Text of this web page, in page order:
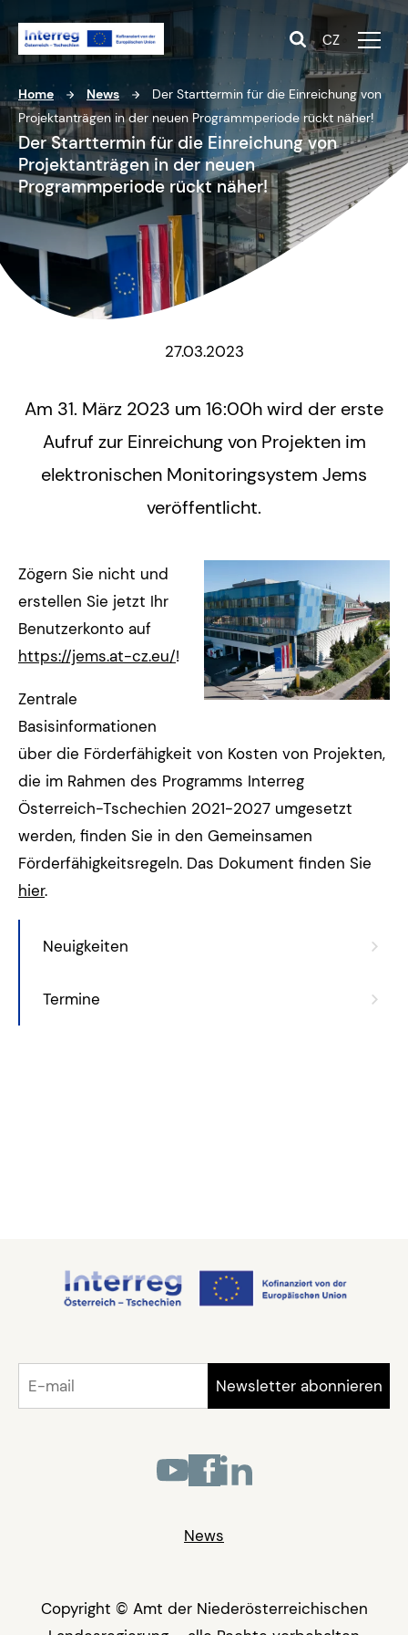
CZ
Home News
Der Starttermin für die Einreichung von
Projektanträgen in der neuen Programmperiode rückt näher!
Der Starttermin für die Einreichung von
Projektanträgen in der neuen
Programmperiode rückt näher!
Neuigkeiten
Termine
27.03.2023
Am 31. März 2023 um 16:00h wird der erste
Aufruf zur Einreichung von Projekten im
elektronischen Monitoringsystem Jems
veröffentlicht.
Zögern Sie nicht und
erstellen Sie jetzt Ihr
Benutzerkonto auf
https://jems.at-cz.eu/!
Zentrale
Basisinformationen
über die Förderfähigkeit von Kosten von Projekten,
die im Rahmen des Programms Interreg
Österreich-Tschechien 2021-2027 umgesetzt
werden, finden Sie in den Gemeinsamen
Förderfähigkeitsregeln. Das Dokument finden Sie
hier.
News
Copyright © Amt der Niederösterreichischen